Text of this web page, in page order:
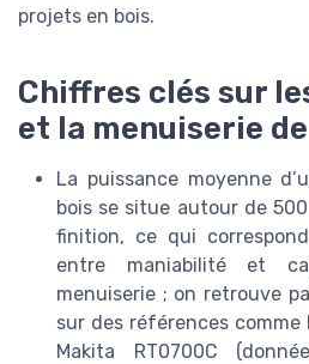
projets en bois.
Chiffres clés sur
et la menuiserie
La puissance moyenne
bois se situe autour de
finition, ce qui
entre maniabilité et
menuiserie ; on retrouve
sur des références comme
Makita RT0700C